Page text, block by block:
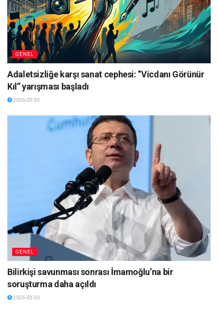
GENEL
Adaletsizliğe karşı sanat cephesi: “Vicdanı Görünür
Kıl” yarışması başladı
2026-03-30
GENEL
Bilirkişi savunması sonrası İmamoğlu’na bir
soruşturma daha açıldı
2026-03-30